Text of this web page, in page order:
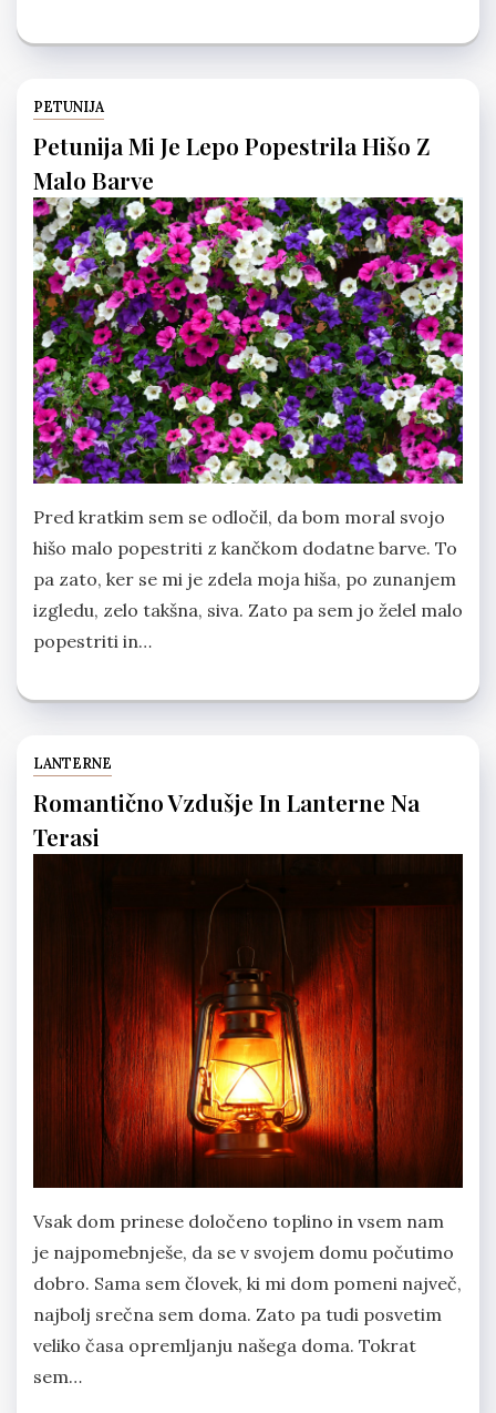
PETUNIJA
Petunija Mi Je Lepo Popestrila Hišo Z
Malo Barve
Pred kratkim sem se odločil, da bom moral svojo
hišo malo popestriti z kančkom dodatne barve. To
pa zato, ker se mi je zdela moja hiša, po zunanjem
izgledu, zelo takšna, siva. Zato pa sem jo želel malo
popestriti in…
LANTERNE
Romantično Vzdušje In Lanterne Na
Terasi
Vsak dom prinese določeno toplino in vsem nam
je najpomebnješe, da se v svojem domu počutimo
dobro. Sama sem človek, ki mi dom pomeni največ,
najbolj srečna sem doma. Zato pa tudi posvetim
veliko časa opremljanju našega doma. Tokrat
sem…